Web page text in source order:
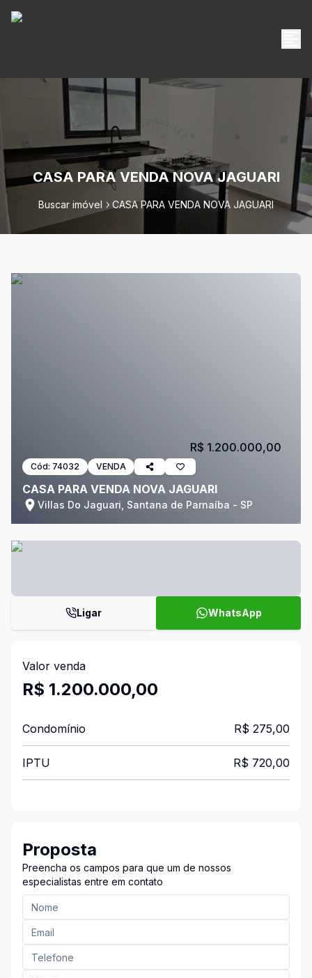
CASA PARA VENDA NOVA JAGUARI
Buscar imóvel CASA PARA VENDA NOVA JAGUARI
Cód: 74032 VENDA
CASA PARA VENDA NOVA JAGUARI
Villas Do Jaguari, Santana de Parnaíba - SP
R$ 1.200.000,00
Ligar WhatsApp
Valor venda
R$ 1.200.000,00
Condomínio R$ 275,00
IPTU R$ 720,00
Proposta
Preencha os campos para que um de nossos
especialistas entre em contato